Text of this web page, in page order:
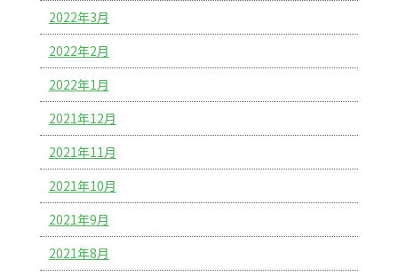
2022年3月
2022年2月
2022年1月
2021年12月
2021年11月
2021年10月
2021年9月
2021年8月